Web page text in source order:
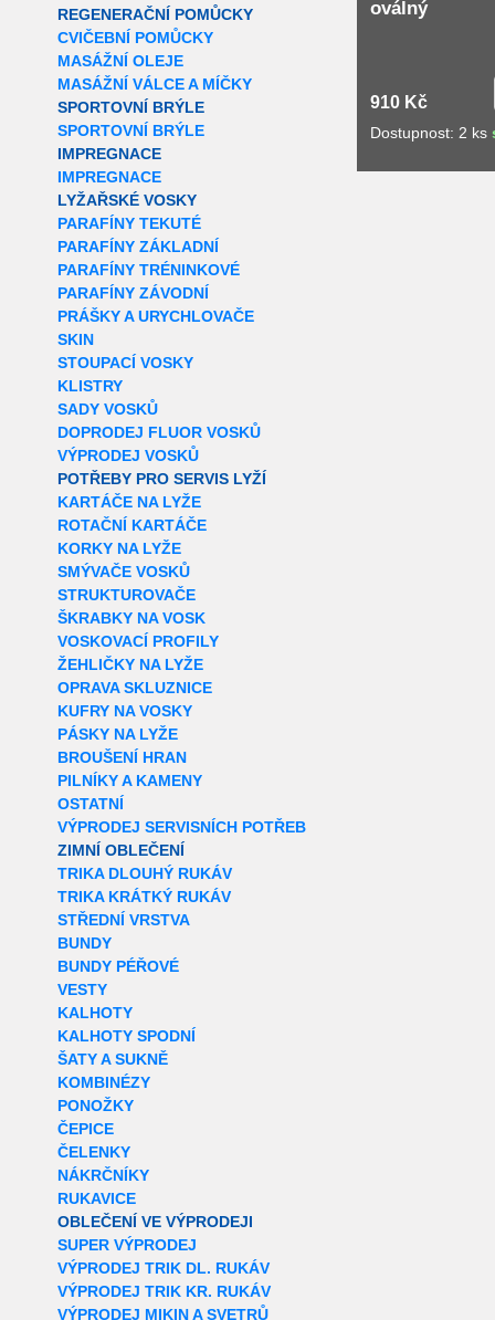
REGENERAČNÍ POMŮCKY
CVIČEBNÍ POMŮCKY
MASÁŽNÍ OLEJE
MASÁŽNÍ VÁLCE A MÍČKY
SPORTOVNÍ BRÝLE
SPORTOVNÍ BRÝLE
IMPREGNACE
IMPREGNACE
LYŽAŘSKÉ VOSKY
PARAFÍNY TEKUTÉ
PARAFÍNY ZÁKLADNÍ
PARAFÍNY TRÉNINKOVÉ
PARAFÍNY ZÁVODNÍ
PRÁŠKY A URYCHLOVAČE
SKIN
STOUPACÍ VOSKY
KLISTRY
SADY VOSKŮ
DOPRODEJ FLUOR VOSKŮ
VÝPRODEJ VOSKŮ
POTŘEBY PRO SERVIS LYŽÍ
KARTÁČE NA LYŽE
ROTAČNÍ KARTÁČE
KORKY NA LYŽE
SMÝVAČE VOSKŮ
STRUKTUROVAČE
ŠKRABKY NA VOSK
VOSKOVACÍ PROFILY
ŽEHLIČKY NA LYŽE
OPRAVA SKLUZNICE
KUFRY NA VOSKY
PÁSKY NA LYŽE
BROUŠENÍ HRAN
PILNÍKY A KAMENY
OSTATNÍ
VÝPRODEJ SERVISNÍCH POTŘEB
ZIMNÍ OBLEČENÍ
TRIKA DLOUHÝ RUKÁV
TRIKA KRÁTKÝ RUKÁV
STŘEDNÍ VRSTVA
BUNDY
BUNDY PÉŘOVÉ
VESTY
KALHOTY
KALHOTY SPODNÍ
ŠATY A SUKNĚ
KOMBINÉZY
PONOŽKY
ČEPICE
ČELENKY
NÁKRČNÍKY
RUKAVICE
OBLEČENÍ VE VÝPRODEJI
SUPER VÝPRODEJ
VÝPRODEJ TRIK DL. RUKÁV
VÝPRODEJ TRIK KR. RUKÁV
VÝPRODEJ MIKIN A SVETRŮ
oválný
910 Kč
Dostupnost: 2 ks